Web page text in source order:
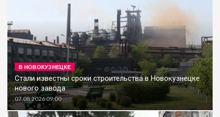
В НОВОКУЗНЕЦКЕ
Стали известны сроки строительства в Новокузнецке
нового завода
07.08.2026 09:00